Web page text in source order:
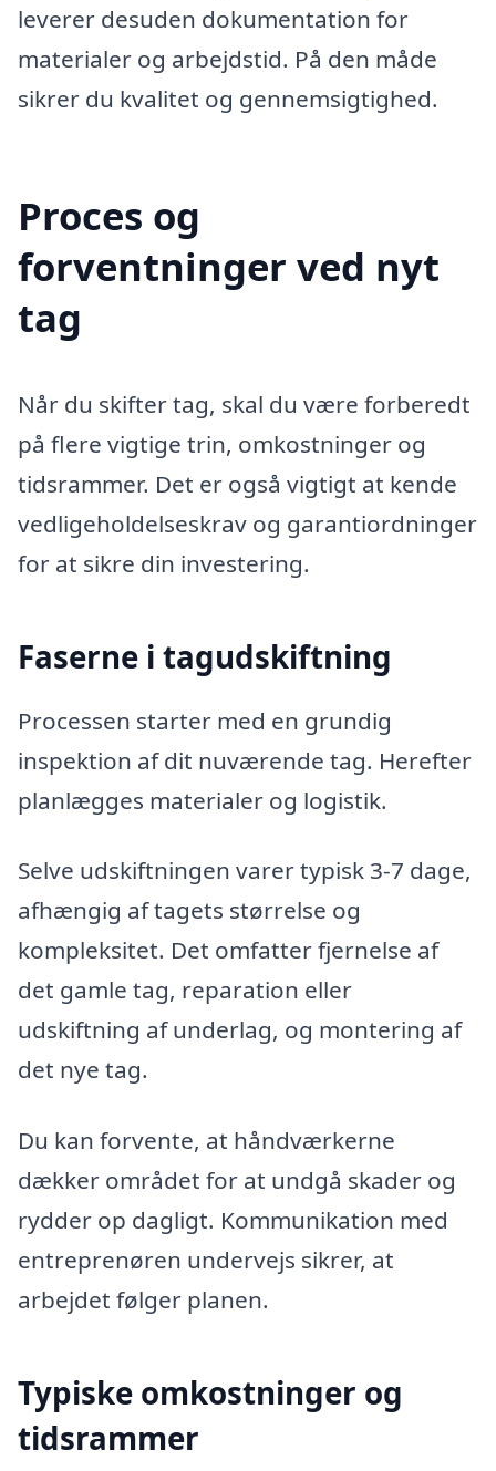
leverer desuden dokumentation for
materialer og arbejdstid. På den måde
sikrer du kvalitet og gennemsigtighed.
Proces og
forventninger ved nyt
tag
Når du skifter tag, skal du være forberedt
på flere vigtige trin, omkostninger og
tidsrammer. Det er også vigtigt at kende
vedligeholdelseskrav og garantiordninger
for at sikre din investering.
Faserne i tagudskiftning
Processen starter med en grundig
inspektion af dit nuværende tag. Herefter
planlægges materialer og logistik.
Selve udskiftningen varer typisk 3-7 dage,
afhængig af tagets størrelse og
kompleksitet. Det omfatter fjernelse af
det gamle tag, reparation eller
udskiftning af underlag, og montering af
det nye tag.
Du kan forvente, at håndværkerne
dækker området for at undgå skader og
rydder op dagligt. Kommunikation med
entreprenøren undervejs sikrer, at
arbejdet følger planen.
Typiske omkostninger og
tidsrammer